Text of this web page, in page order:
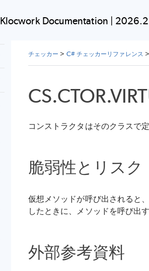
Klocwork Documentation | 2026.2
チェッカー > C# チェッカーリファレンス
コンストラクタはそのクラスで
脆弱性とリスク
仮想メソッドが呼び出されると
したときに、メソッドを呼び出
外部参考資料